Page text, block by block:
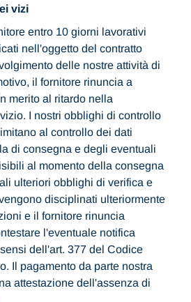
vizi
entro 10 giorni lavorativi
nell'oggetto del contratto
delle nostre attività di
il fornitore rinuncia a
merito al ritardo nella
I nostri obblighi di controllo
al controllo dei dati
di consegna e degli eventuali
al momento della consegna
ulteriori obblighi di verifica e
disciplinati ulteriormente
e il fornitore rinuncia
l'eventuale notifica
dell'art. 377 del Codice
Il pagamento da parte nostra
attestazione dell'assenza di